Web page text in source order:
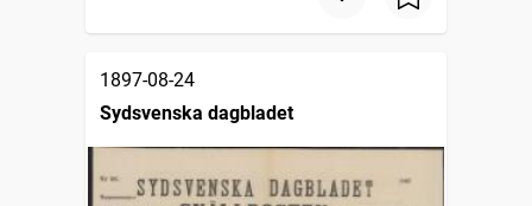
1897-08-24
Sydsvenska dagbladet